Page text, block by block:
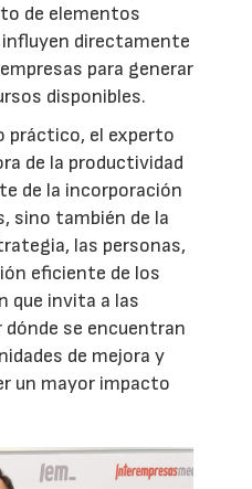
de elementos
directamente
para generar
disponibles.
práctico, el experto
de la productividad
de la incorporación
sino también de la
las personas,
eficiente de los
que invita a las
se encuentran
de mejora y
un mayor impacto